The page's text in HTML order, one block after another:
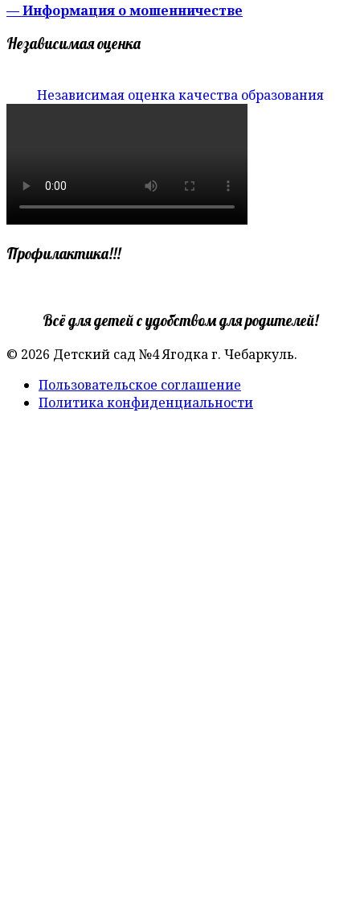
— Информация о мошенничестве
Независимая оценка
Независимая оценка качества образования
Профилактика!!!
Всё для детей с удобством для родителей!
© 2026 Детский сад №4 Ягодка г. Чебаркуль.
Пользовательское соглашение
Политика конфиденциальности